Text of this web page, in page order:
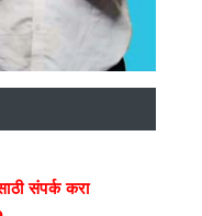
संपर्क करा